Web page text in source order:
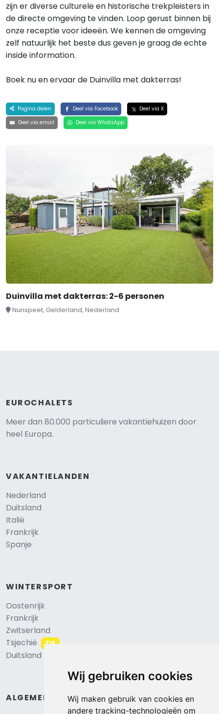
Wij gebruiken cookies
Wij maken gebruik van cookies en
andere tracking-technologieën om
zijn er diverse culturele en historische trekpleisters in
de directe omgeving te vinden. Loop gerust binnen bij
onze receptie voor ideeën. We kennen de omgeving
zelf natuurlijk het beste dus geven je graag de echte
inside information.
Boek nu en ervaar de Duinvilla met dakterras!
Pagina delen Deel via Facebook
Deel via X
Deel via email
Deel via WhatsApp
Duinvilla met dakterras: 2-6 personen
Nunspeet, Gelderland, Nederland
EUROCHALETS
Meer dan 80.000 particuliere vakantiehuizen door
heel Europa.
VAKANTIELANDEN
Nederland
Duitsland
Italië
Frankrijk
Spanje
WINTERSPORT
Oostenrijk
Frankrijk
Zwitserland
Tsjechië
TIP
Duitsland
ALGEMEEN